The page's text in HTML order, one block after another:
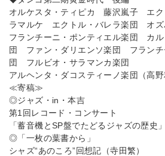
オルケスタ・ティピカ 藤沢嵐子 エク
ラマルケ エクトル・バレラ楽団 オズ
フランチーニ・ポンティエル楽団 カル
団 ファン・ダリエンソ楽団 フランチ
団 フルビオ・サラマンカ楽団
アルヘンタ・ダコスティーノ楽団（高野
≪寄稿≫
◎ジャズ・in・本吉
第1回レコード・コンサート
「蓄音機とSP盤でたどるジャズの歴史
◎「一枚の葉書から」
シャズ“あのころ”回想記（寺田繁）